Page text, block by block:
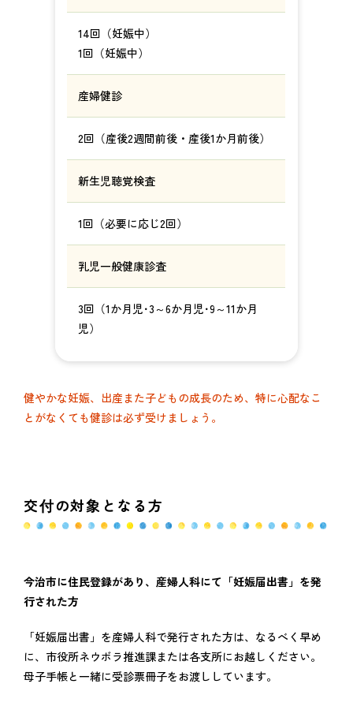
14回（妊娠中）
1回（妊娠中）
産婦健診
2回（産後2週間前後・産後1か月前後）
新生児聴覚検査
1回（必要に応じ2回）
乳児一般健康診査
3回（1か月児･3～6か月児･9～11か月
児）
健やかな妊娠、出産また子どもの成長のため、特に心配なこ
とがなくても健診は必ず受けましょう。
交付の対象となる方
今治市に住民登録があり、産婦人科にて「妊娠届出書」を発
行された方
「妊娠届出書」を産婦人科で発行された方は、なるべく早め
に、市役所ネウボラ推進課または各支所にお越しください。
母子手帳と一緒に受診票冊子をお渡ししています。